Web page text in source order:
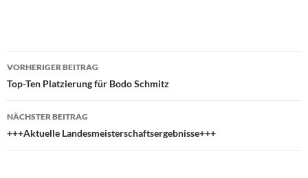
Beitragsnavigation
VORHERIGER BEITRAG
Top-Ten Platzierung für Bodo Schmitz
NÄCHSTER BEITRAG
+++Aktuelle Landesmeisterschaftsergebnisse+++